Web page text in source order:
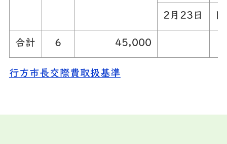
2月23日
合計 6 45,000
行方市長交際費取扱基準